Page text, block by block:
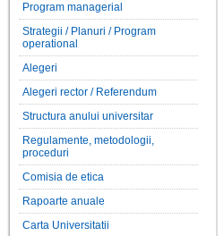
Program managerial
Strategii / Planuri / Program
operational
Alegeri
Alegeri rector / Referendum
Structura anului universitar
Regulamente, metodologii,
proceduri
Comisia de etica
Rapoarte anuale
Carta Universitatii